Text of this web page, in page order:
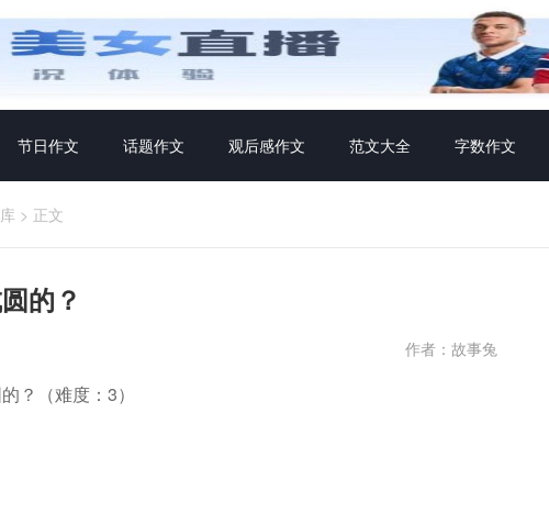
节日作文 话题作文 观后感作文 范文大全 字数作文
> 正文
的？
作者：故事兔
？（难度：3）